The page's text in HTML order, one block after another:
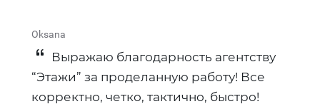
Oksana
Выражаю благодарность агентству
“Этажи” за проделанную работу! Все
корректно, четко, тактично, быстро!